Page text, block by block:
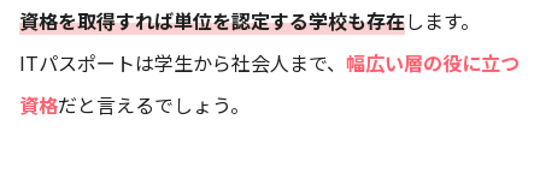
資格を取得すれば単位を認定する学校も存在します。
ITパスポートは学生から社会人まで、 幅広い層の役に立つ
資格だと言えるでしょう。